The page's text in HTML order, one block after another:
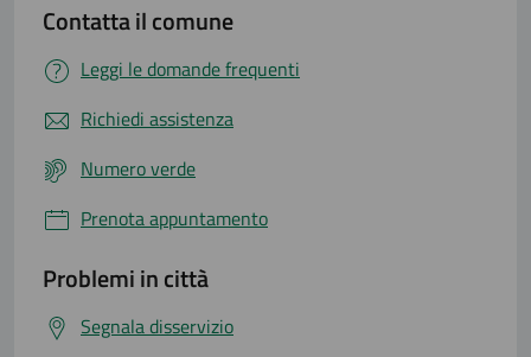
Contatta il comune
Leggi le domande frequenti
Richiedi assistenza
Numero verde
Prenota appuntamento
Problemi in città
Segnala disservizio